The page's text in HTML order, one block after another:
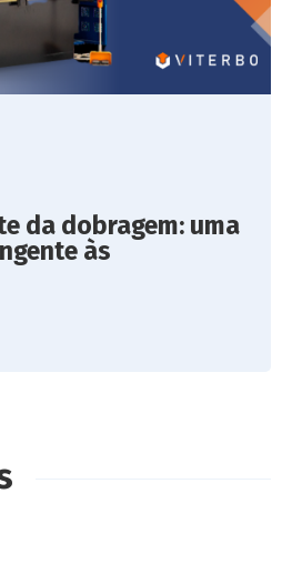
da dobragem: uma
às